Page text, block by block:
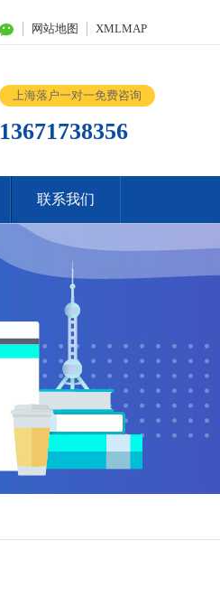
网站地图 XMLMAP
上海落户一对一免费咨询
13671738356
联系我们